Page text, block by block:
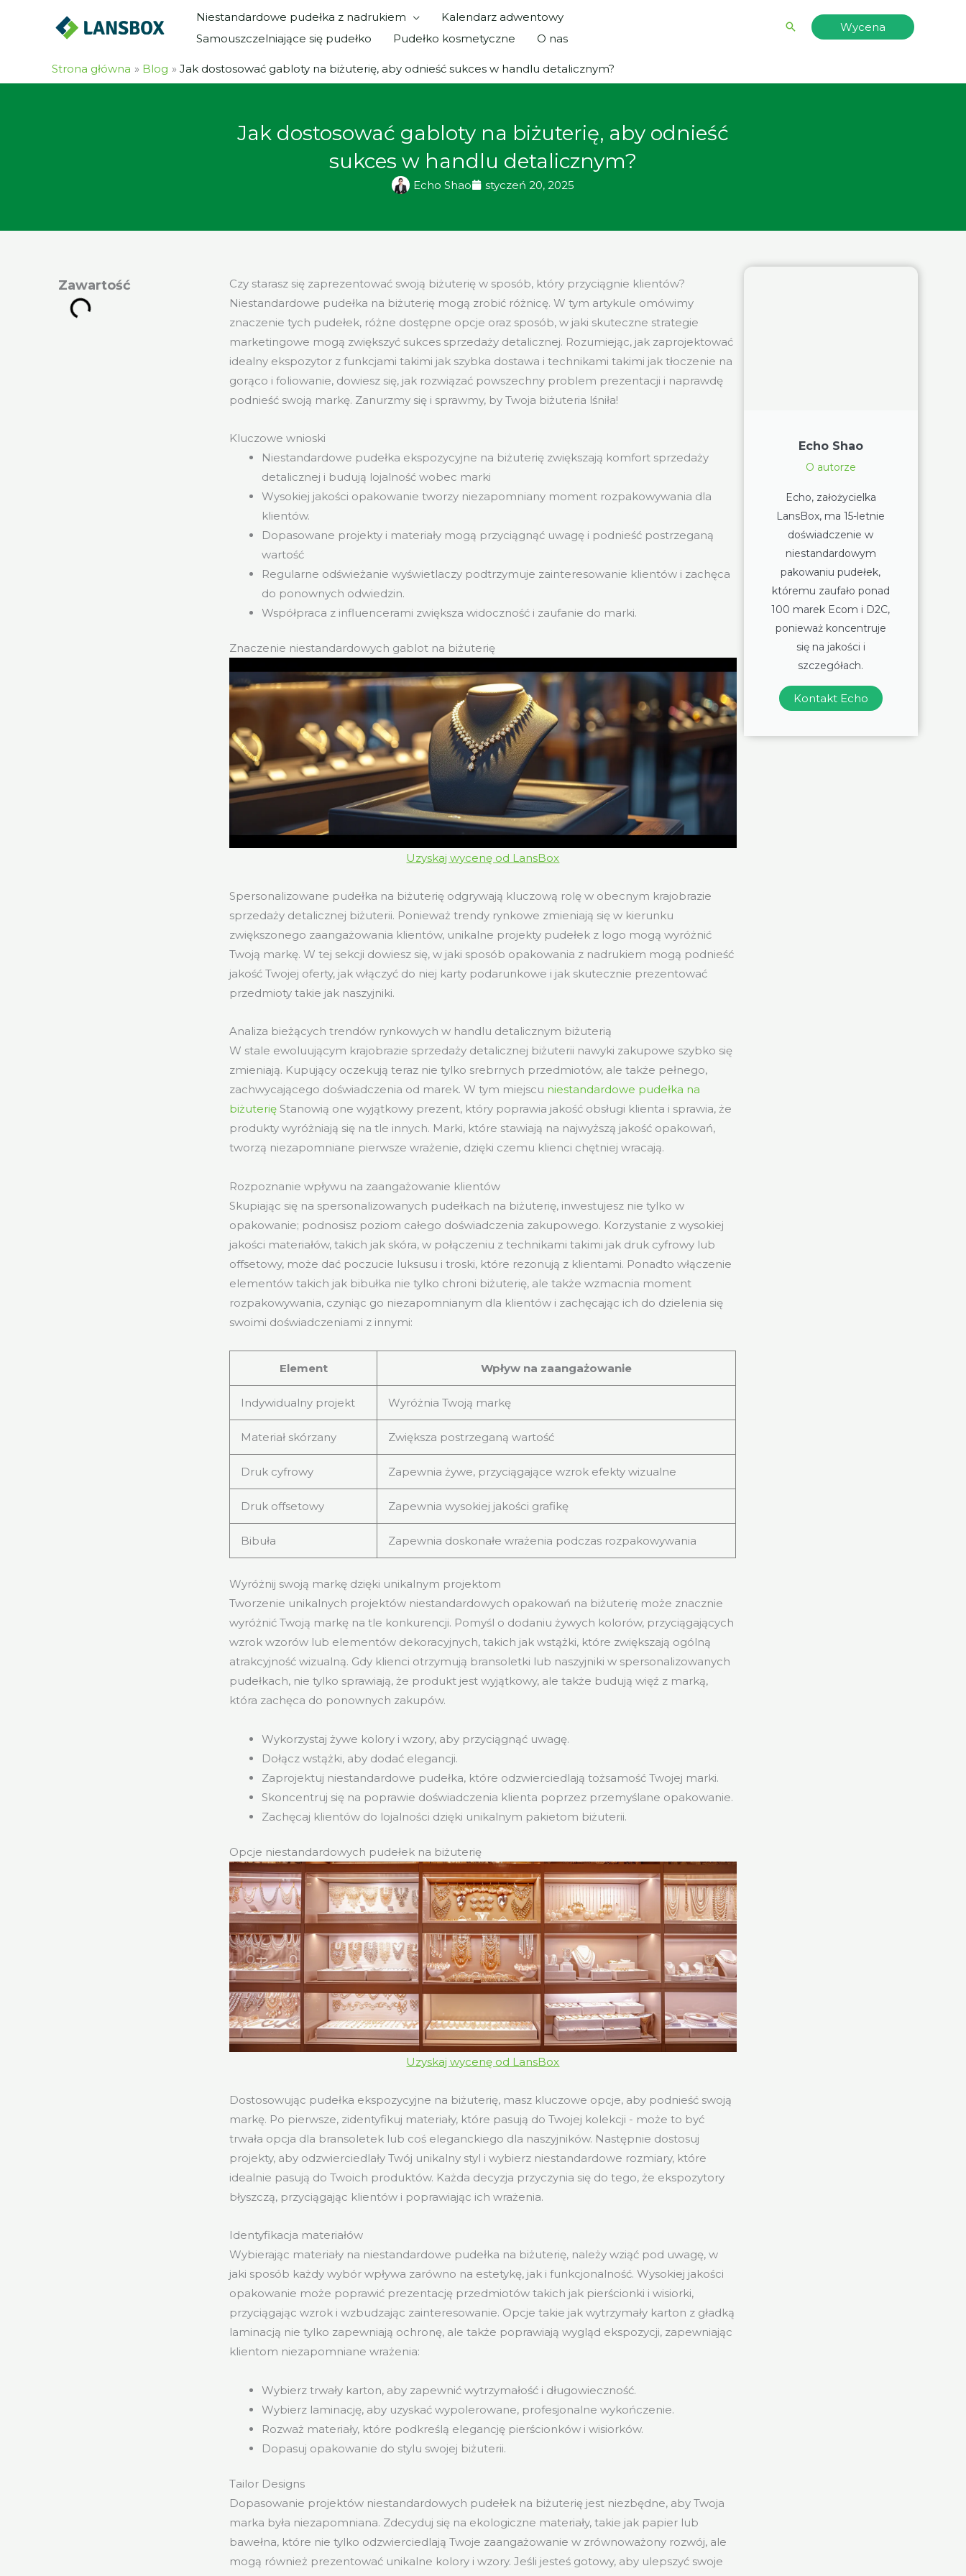
Niestandardowe pudełka z nadrukiem
Kalendarz adwentowy
Samouszczelniające się pudełko
Pudełko kosmetyczne O nas
Wyszukiwanie
Wycena
Strona główna Blog Jak dostosować gabloty na biżuterię, aby odnieść sukces w handlu detalicznym?
Jak dostosować gabloty na biżuterię, aby odnieść
sukces w handlu detalicznym?
Echo Shao styczeń 20, 2025
Zawartość
Czy starasz się zaprezentować swoją biżuterię w sposób, który przyciągnie klientów?
Niestandardowe pudełka na biżuterię mogą zrobić różnicę. W tym artykule omówimy
znaczenie tych pudełek, różne dostępne opcje oraz sposób, w jaki skuteczne strategie
marketingowe mogą zwiększyć sukces sprzedaży detalicznej. Rozumiejąc, jak zaprojektować
idealny ekspozytor z funkcjami takimi jak szybka dostawa i technikami takimi jak tłoczenie na
gorąco i foliowanie, dowiesz się, jak rozwiązać powszechny problem prezentacji i naprawdę
podnieść swoją markę. Zanurzmy się i sprawmy, by Twoja biżuteria lśniła!
Kluczowe wnioski
Niestandardowe pudełka ekspozycyjne na biżuterię zwiększają komfort sprzedaży
detalicznej i budują lojalność wobec marki
Wysokiej jakości opakowanie tworzy niezapomniany moment rozpakowywania dla
klientów.
Dopasowane projekty i materiały mogą przyciągnąć uwagę i podnieść postrzeganą
wartość
Regularne odświeżanie wyświetlaczy podtrzymuje zainteresowanie klientów i zachęca
do ponownych odwiedzin.
Współpraca z influencerami zwiększa widoczność i zaufanie do marki.
Znaczenie niestandardowych gablot na biżuterię
Uzyskaj wycenę od LansBox
Spersonalizowane pudełka na biżuterię odgrywają kluczową rolę w obecnym krajobrazie
sprzedaży detalicznej biżuterii. Ponieważ trendy rynkowe zmieniają się w kierunku
zwiększonego zaangażowania klientów, unikalne projekty pudełek z logo mogą wyróżnić
Twoją markę. W tej sekcji dowiesz się, w jaki sposób opakowania z nadrukiem mogą podnieść
jakość Twojej oferty, jak włączyć do niej karty podarunkowe i jak skutecznie prezentować
przedmioty takie jak naszyjniki.
Analiza bieżących trendów rynkowych w handlu detalicznym biżuterią
W stale ewoluującym krajobrazie sprzedaży detalicznej biżuterii nawyki zakupowe szybko się
zmieniają. Kupujący oczekują teraz nie tylko srebrnych przedmiotów, ale także pełnego,
zachwycającego doświadczenia od marek. W tym miejscu niestandardowe pudełka na
biżuterię Stanowią one wyjątkowy prezent, który poprawia jakość obsługi klienta i sprawia, że
produkty wyróżniają się na tle innych. Marki, które stawiają na najwyższą jakość opakowań,
tworzą niezapomniane pierwsze wrażenie, dzięki czemu klienci chętniej wracają.
Rozpoznanie wpływu na zaangażowanie klientów
Skupiając się na spersonalizowanych pudełkach na biżuterię, inwestujesz nie tylko w
opakowanie; podnosisz poziom całego doświadczenia zakupowego. Korzystanie z wysokiej
jakości materiałów, takich jak skóra, w połączeniu z technikami takimi jak druk cyfrowy lub
offsetowy, może dać poczucie luksusu i troski, które rezonują z klientami. Ponadto włączenie
elementów takich jak bibułka nie tylko chroni biżuterię, ale także wzmacnia moment
rozpakowywania, czyniąc go niezapomnianym dla klientów i zachęcając ich do dzielenia się
swoimi doświadczeniami z innymi:
Element Wpływ na zaangażowanie
Indywidualny projekt Wyróżnia Twoją markę
Materiał skórzany Zwiększa postrzeganą wartość
Druk cyfrowy Zapewnia żywe, przyciągające wzrok efekty wizualne
Druk offsetowy Zapewnia wysokiej jakości grafikę
Bibuła Zapewnia doskonałe wrażenia podczas rozpakowywania
Wyróżnij swoją markę dzięki unikalnym projektom
Tworzenie unikalnych projektów niestandardowych opakowań na biżuterię może znacznie
wyróżnić Twoją markę na tle konkurencji. Pomyśl o dodaniu żywych kolorów, przyciągających
wzrok wzorów lub elementów dekoracyjnych, takich jak wstążki, które zwiększają ogólną
atrakcyjność wizualną. Gdy klienci otrzymują bransoletki lub naszyjniki w spersonalizowanych
pudełkach, nie tylko sprawiają, że produkt jest wyjątkowy, ale także budują więź z marką,
która zachęca do ponownych zakupów.
Wykorzystaj żywe kolory i wzory, aby przyciągnąć uwagę.
Dołącz wstążki, aby dodać elegancji.
Zaprojektuj niestandardowe pudełka, które odzwierciedlają tożsamość Twojej marki.
Skoncentruj się na poprawie doświadczenia klienta poprzez przemyślane opakowanie.
Zachęcaj klientów do lojalności dzięki unikalnym pakietom biżuterii.
Opcje niestandardowych pudełek na biżuterię
Uzyskaj wycenę od LansBox
Dostosowując pudełka ekspozycyjne na biżuterię, masz kluczowe opcje, aby podnieść swoją
markę. Po pierwsze, zidentyfikuj materiały, które pasują do Twojej kolekcji - może to być
trwała opcja dla bransoletek lub coś eleganckiego dla naszyjników. Następnie dostosuj
projekty, aby odzwierciedlały Twój unikalny styl i wybierz niestandardowe rozmiary, które
idealnie pasują do Twoich produktów. Każda decyzja przyczynia się do tego, że ekspozytory
błyszczą, przyciągając klientów i poprawiając ich wrażenia.
Identyfikacja materiałów
Wybierając materiały na niestandardowe pudełka na biżuterię, należy wziąć pod uwagę, w
jaki sposób każdy wybór wpływa zarówno na estetykę, jak i funkcjonalność. Wysokiej jakości
opakowanie może poprawić prezentację przedmiotów takich jak pierścionki i wisiorki,
przyciągając wzrok i wzbudzając zainteresowanie. Opcje takie jak wytrzymały karton z gładką
laminacją nie tylko zapewniają ochronę, ale także poprawiają wygląd ekspozycji, zapewniając
klientom niezapomniane wrażenia:
Wybierz trwały karton, aby zapewnić wytrzymałość i długowieczność.
Wybierz laminację, aby uzyskać wypolerowane, profesjonalne wykończenie.
Rozważ materiały, które podkreślą elegancję pierścionków i wisiorków.
Dopasuj opakowanie do stylu swojej biżuterii.
Tailor Designs
Dopasowanie projektów niestandardowych pudełek na biżuterię jest niezbędne, aby Twoja
marka była niezapomniana. Zdecyduj się na ekologiczne materiały, takie jak papier lub
bawełna, które nie tylko odzwierciedlają Twoje zaangażowanie w zrównoważony rozwój, ale
mogą również prezentować unikalne kolory i wzory. Jeśli jesteś gotowy, aby ulepszyć swoje
Echo Shao
O autorze
Echo, założycielka
LansBox, ma 15-letnie
doświadczenie w
niestandardowym
pakowaniu pudełek,
któremu zaufało ponad
100 marek Ecom i D2C,
ponieważ koncentruje
się na jakości i
szczegółach.
Kontakt Echo